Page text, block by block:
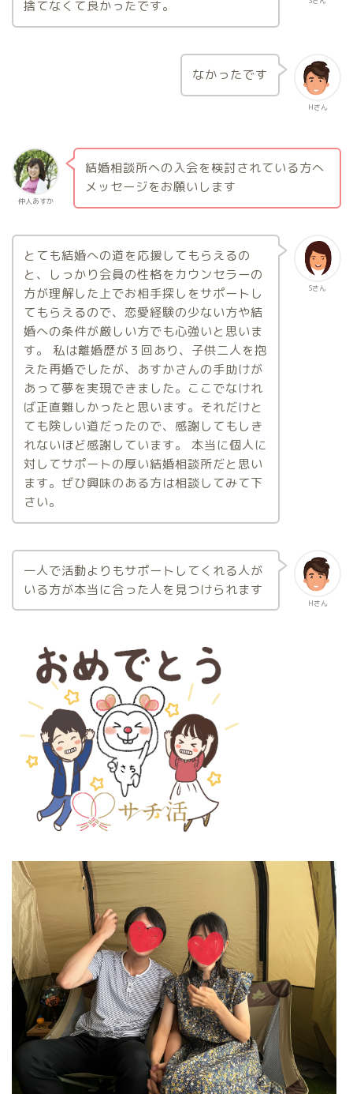
捨てなくて良かったです。
Hさん
なかったです
仲人あすか
結婚相談所への入会を検討されている方へ
メッセージをお願いします
Sさん
とても結婚への道を応援してもらえるの
と、しっかり会員の性格をカウンセラーの
方が理解した上でお相手探しをサポートし
てもらえるので、恋愛経験の少ない方や結
婚への条件が厳しい方でも心強いと思いま
す。 私は離婚歴が３回あり、子供二人を抱
えた再婚でしたが、あすかさんの手助けが
あって夢を実現できました。ここでなけれ
ば正直難しかったと思います。それだけと
ても険しい道だったので、感謝してもしき
れないほど感謝しています。 本当に個人に
対してサポートの厚い結婚相談所だと思い
ます。ぜひ興味のある方は相談してみて下
さい。
Hさん
一人で活動よりもサポートしてくれる人が
いる方が本当に合った人を見つけられます